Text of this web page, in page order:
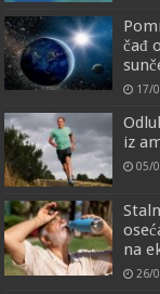
čađ
17/
iz
05/
na
26/